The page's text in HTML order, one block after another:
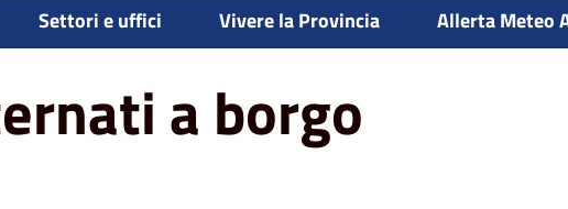
Settori e uffici Vivere la Provincia Allerta Meteo
a borgo